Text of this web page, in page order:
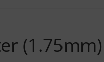
(1.75mm)